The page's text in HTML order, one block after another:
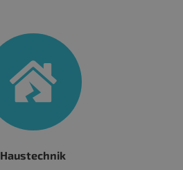
Haustechnik